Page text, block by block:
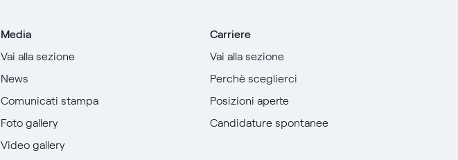
Media
Vai alla sezione
News
Comunicati stampa
Foto gallery
Video gallery
Carriere
Vai alla sezione
Perchè sceglierci
Posizioni aperte
Candidature spontanee